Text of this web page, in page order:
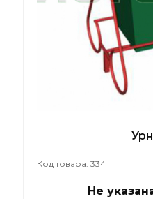
Код товара: 334
Не